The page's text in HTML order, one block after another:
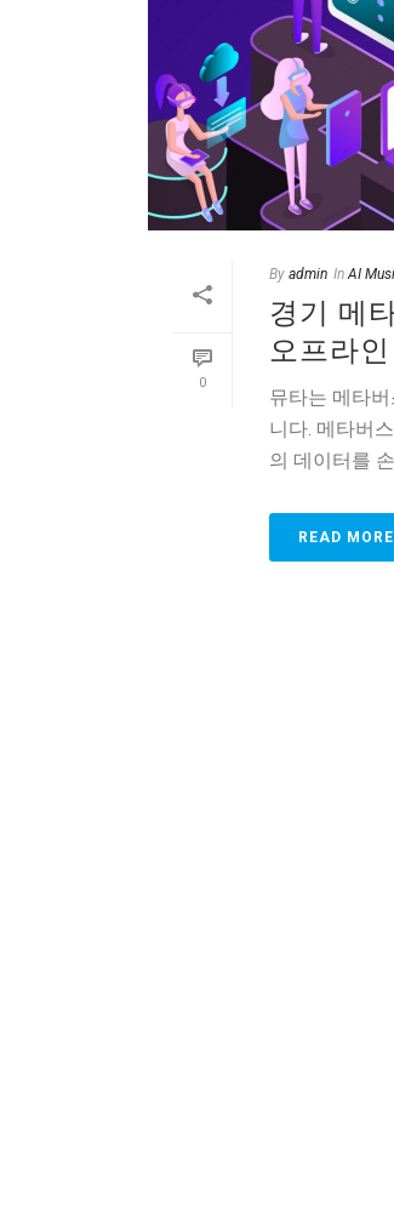
0
By admin In AI
경기 메
오프라
뮤타는 메타
니다. 메타버
의 데이터를
READ MORE